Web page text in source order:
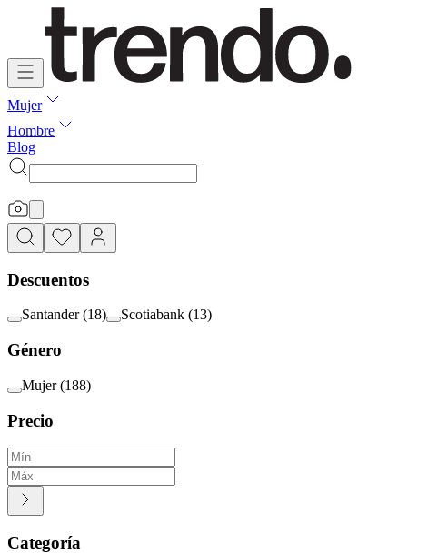
Mujer
Hombre
Blog
Descuentos
Santander (18) Scotiabank (13)
Género
Mujer (188)
Precio
Categoría